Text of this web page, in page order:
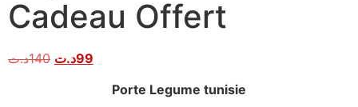
Cadeau Offert
140د.ت 99د.ت
Porte Legume tunisie